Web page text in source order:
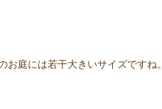
庭には若干大きいサイズですね。